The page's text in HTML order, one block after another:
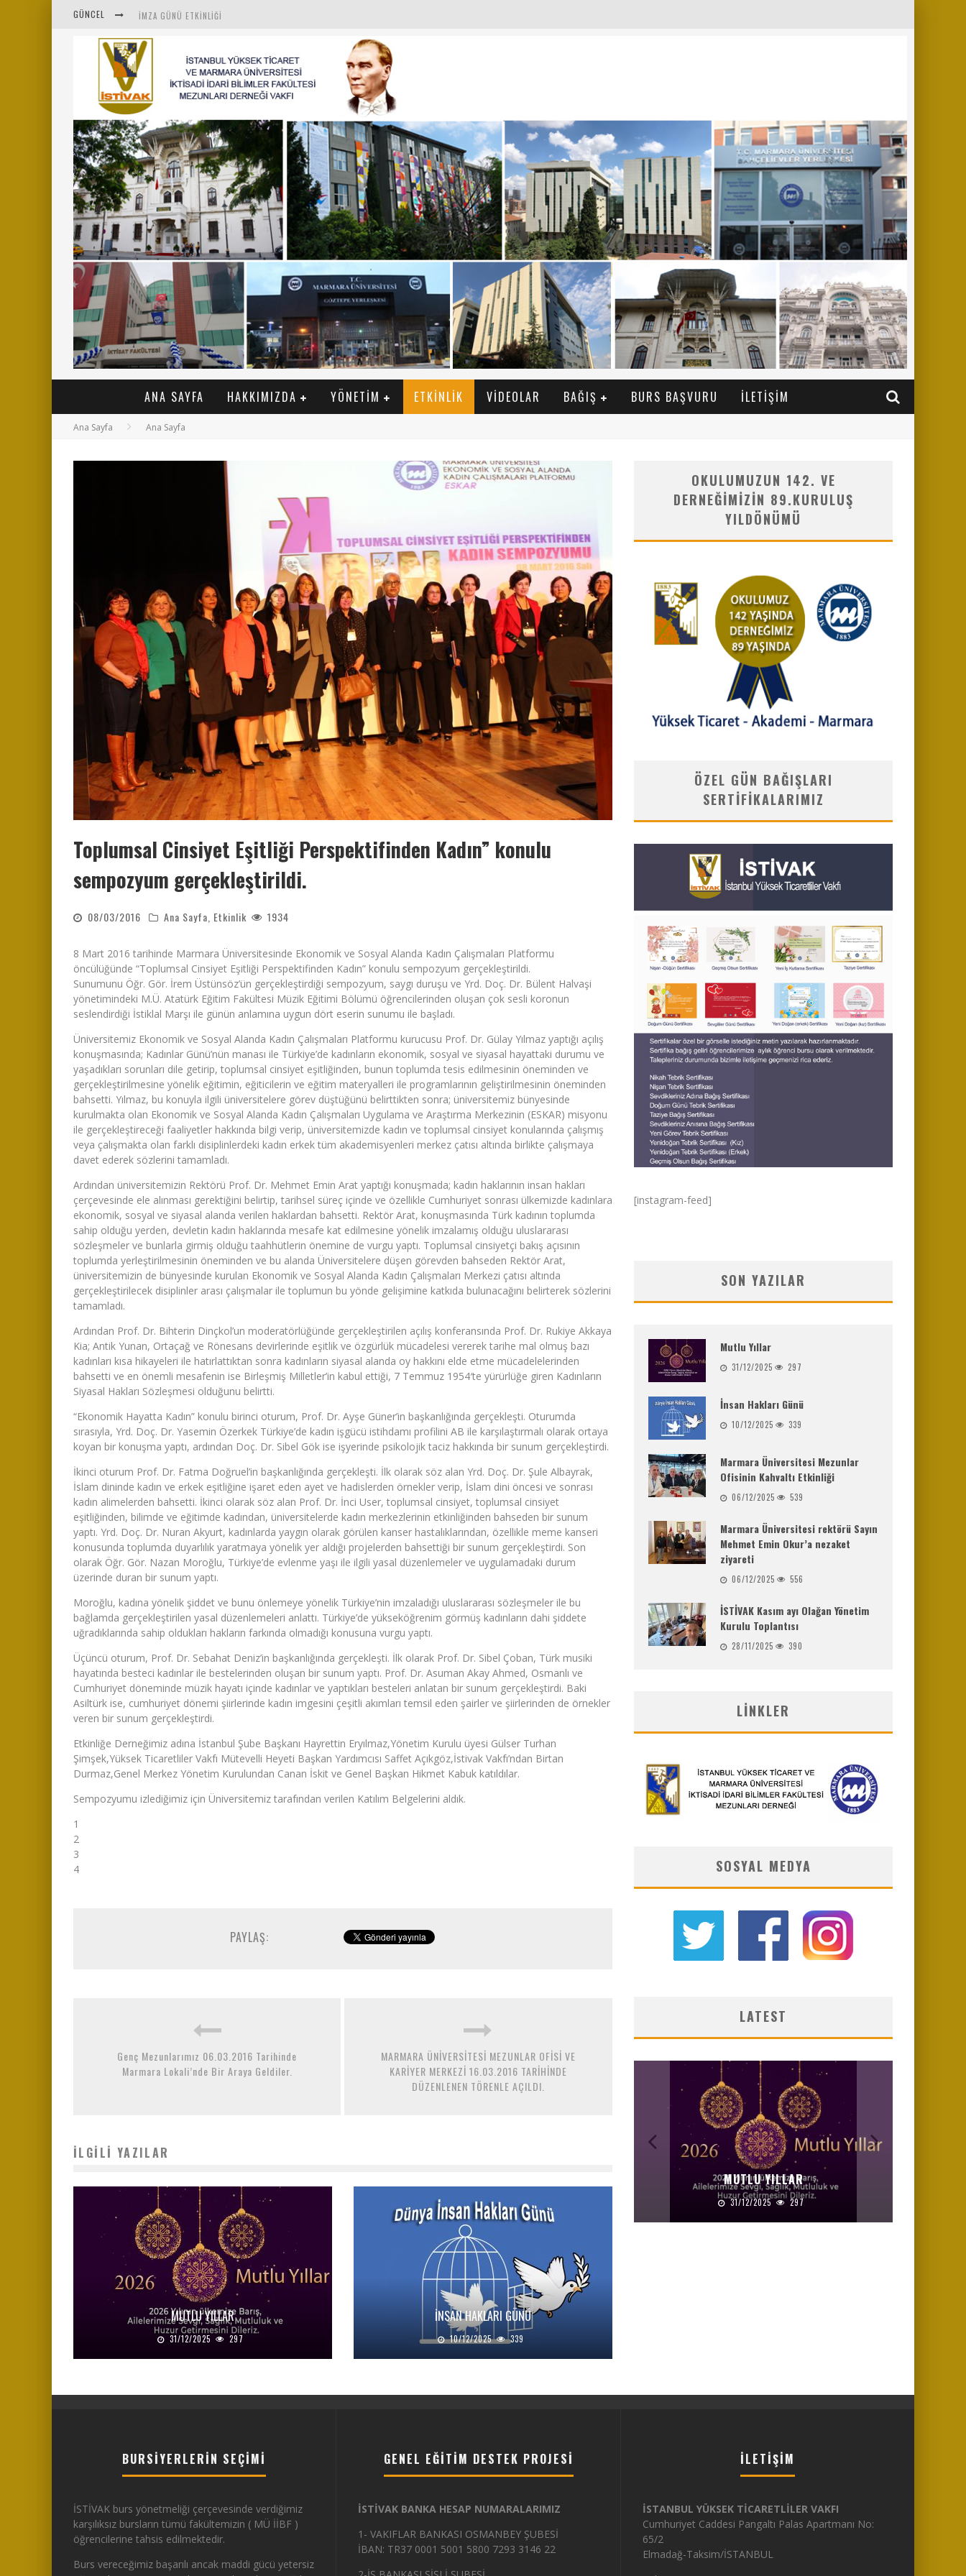
GÜNCEL İMZA GÜNÜ ETKINLIĞI
İSTİVAK 2025 HAZIRAN AYI OLAĞAN YÖNETIM KURULU
İSTİVAK 2025 NISAN AYI YÖNETIM KURULU TOPLANTISI
MENTÖR-MARMARA PROJESI KAHVALTI BULUŞMASI
“RUH VE BEDENİN UYANIŞI” KONULU ETKINLIĞIMIZDEN KARELER
SAHNE SANATLARINDA İZ BIRAKAN CUMHURİYET KADINLARI
MARMARA ÜNIVERSITESI REKTÖRÜ SAYIN MEHMET EMIN OKUR’A NEZAKET ZIYARETI
ANA SAYFA HAKKIMIZDA YÖNETIM ETKINLIK VIDEOLAR BAĞIŞ BURS BAŞVURU İLETIŞIM
Ana Sayfa Ana Sayfa
Toplumsal Cinsiyet Eşitliği Perspektifinden Kadın” konulu
sempozyum gerçekleştirildi.
08/03/2016 Ana Sayfa Etkinlik 1934
8 Mart 2016 tarihinde Marmara Üniversitesinde Ekonomik ve Sosyal Alanda Kadın Çalışmaları Platformu
öncülüğünde “Toplumsal Cinsiyet Eşitliği Perspektifinden Kadın” konulu sempozyum gerçekleştirildi.
Sunumunu Öğr. Gör. İrem Üstünsöz’ün gerçekleştirdiği sempozyum, saygı duruşu ve Yrd. Doç. Dr. Bülent Halvaşi
yönetimindeki M.Ü. Atatürk Eğitim Fakültesi Müzik Eğitimi Bölümü öğrencilerinden oluşan çok sesli koronun
seslendirdiği İstiklal Marşı ile günün anlamına uygun dört eserin sunumu ile başladı.
Üniversitemiz Ekonomik ve Sosyal Alanda Kadın Çalışmaları Platformu kurucusu Prof. Dr. Gülay Yılmaz yaptığı açılış
konuşmasında; Kadınlar Günü’nün manası ile Türkiye’de kadınların ekonomik, sosyal ve siyasal hayattaki durumu ve
yaşadıkları sorunları dile getirip, toplumsal cinsiyet eşitliğinden, bunun toplumda tesis edilmesinin öneminden ve
gerçekleştirilmesine yönelik eğitimin, eğiticilerin ve eğitim materyalleri ile programlarının geliştirilmesinin öneminden
bahsetti. Yılmaz, bu konuyla ilgili üniversitelere görev düştüğünü belirttikten sonra; üniversitemiz bünyesinde
kurulmakta olan Ekonomik ve Sosyal Alanda Kadın Çalışmaları Uygulama ve Araştırma Merkezinin (ESKAR) misyonu
ile gerçekleştireceği faaliyetler hakkında bilgi verip, üniversitemizde kadın ve toplumsal cinsiyet konularında çalışmış
veya çalışmakta olan farklı disiplinlerdeki kadın erkek tüm akademisyenleri merkez çatısı altında birlikte çalışmaya
davet ederek sözlerini tamamladı.
Ardından üniversitemizin Rektörü Prof. Dr. Mehmet Emin Arat yaptığı konuşmada; kadın haklarının insan hakları
çerçevesinde ele alınması gerektiğini belirtip, tarihsel süreç içinde ve özellikle Cumhuriyet sonrası ülkemizde kadınlara
ekonomik, sosyal ve siyasal alanda verilen haklardan bahsetti. Rektör Arat, konuşmasında Türk kadının toplumda
sahip olduğu yerden, devletin kadın haklarında mesafe kat edilmesine yönelik imzalamış olduğu uluslararası
sözleşmeler ve bunlarla girmiş olduğu taahhütlerin önemine de vurgu yaptı. Toplumsal cinsiyetçi bakış açısının
toplumda yerleştirilmesinin öneminden ve bu alanda Üniversitelere düşen görevden bahseden Rektör Arat,
üniversitemizin de bünyesinde kurulan Ekonomik ve Sosyal Alanda Kadın Çalışmaları Merkezi çatısı altında
gerçekleştirilecek disiplinler arası çalışmalar ile toplumun bu yönde gelişimine katkıda bulunacağını belirterek sözlerini
tamamladı.
Ardından Prof. Dr. Bihterin Dinçkol’un moderatörlüğünde gerçekleştirilen açılış konferansında Prof. Dr. Rukiye Akkaya
Kia; Antik Yunan, Ortaçağ ve Rönesans devirlerinde eşitlik ve özgürlük mücadelesi vererek tarihe mal olmuş bazı
kadınları kısa hikayeleri ile hatırlattıktan sonra kadınların siyasal alanda oy hakkını elde etme mücadelelerinden
bahsetti ve en önemli mesafenin ise Birleşmiş Milletler’in kabul ettiği, 7 Temmuz 1954′te yürürlüğe giren Kadınların
Siyasal Hakları Sözleşmesi olduğunu belirtti.
“Ekonomik Hayatta Kadın” konulu birinci oturum, Prof. Dr. Ayşe Güner’in başkanlığında gerçekleşti. Oturumda
sırasıyla, Yrd. Doç. Dr. Yasemin Özerkek Türkiye’de kadın işgücü istihdamı profilini AB ile karşılaştırmalı olarak ortaya
koyan bir konuşma yaptı, ardından Doç. Dr. Sibel Gök ise işyerinde psikolojik taciz hakkında bir sunum gerçekleştirdi.
İkinci oturum Prof. Dr. Fatma Doğruel’in başkanlığında gerçekleşti. İlk olarak söz alan Yrd. Doç. Dr. Şule Albayrak,
İslam dininde kadın ve erkek eşitliğine işaret eden ayet ve hadislerden örnekler verip, İslam dini öncesi ve sonrası
kadın alimelerden bahsetti. İkinci olarak söz alan Prof. Dr. İnci User, toplumsal cinsiyet, toplumsal cinsiyet
eşitliğinden, bilimde ve eğitimde kadından, üniversitelerde kadın merkezlerinin etkinliğinden bahseden bir sunum
yaptı. Yrd. Doç. Dr. Nuran Akyurt, kadınlarda yaygın olarak görülen kanser hastalıklarından, özellikle meme kanseri
konusunda toplumda duyarlılık yaratmaya yönelik yer aldığı projelerden bahsettiği bir sunum gerçekleştirdi. Son
olarak Öğr. Gör. Nazan Moroğlu, Türkiye’de evlenme yaşı ile ilgili yasal düzenlemeler ve uygulamadaki durum
üzerinde duran bir sunum yaptı.
Moroğlu, kadına yönelik şiddet ve bunu önlemeye yönelik Türkiye’nin imzaladığı uluslararası sözleşmeler ile bu
bağlamda gerçekleştirilen yasal düzenlemeleri anlattı. Türkiye’de yükseköğrenim görmüş kadınların dahi şiddete
uğradıklarında sahip oldukları hakların farkında olmadığı konusuna vurgu yaptı.
Üçüncü oturum, Prof. Dr. Sebahat Deniz’in başkanlığında gerçekleşti. İlk olarak Prof. Dr. Sibel Çoban, Türk musiki
hayatında besteci kadınlar ile bestelerinden oluşan bir sunum yaptı. Prof. Dr. Asuman Akay Ahmed, Osmanlı ve
Cumhuriyet döneminde müzik hayatı içinde kadınlar ve yaptıkları besteleri anlatan bir sunum gerçekleştirdi. Baki
Asiltürk ise, cumhuriyet dönemi şiirlerinde kadın imgesini çeşitli akımları temsil eden şairler ve şiirlerinden de örnekler
veren bir sunum gerçekleştirdi.
Etkinliğe Derneğimiz adına İstanbul Şube Başkanı Hayrettin Eryılmaz,Yönetim Kurulu üyesi Gülser Turhan
Şimşek,Yüksek Ticaretliler Vakfı Mütevelli Heyeti Başkan Yardımcısı Saffet Açıkgöz,İstivak Vakfı’ndan Birtan
Durmaz,Genel Merkez Yönetim Kurulundan Canan İskit ve Genel Başkan Hikmet Kabuk katıldılar.
Sempozyumu izlediğimiz için Üniversitemiz tarafından verilen Katılım Belgelerini aldık.
1
2
3
4
PAYLAŞ:
Genç Mezunlarımız 06.03.2016 Tarihinde
Marmara Lokali’nde Bir Araya Geldiler.
MARMARA ÜNİVERSİTESİ MEZUNLAR OFİSİ VE
KARİYER MERKEZİ 16.03.2016 TARİHİNDE
DÜZENLENEN TÖRENLE AÇILDI.
İLGILI YAZILAR
MUTLU YILLAR
31/12/2025 297
İNSAN HAKLARI GÜNÜ
10/12/2025 339
OKULUMUZUN 142. VE
DERNEĞIMIZIN 89.KURULUŞ
YILDÖNÜMÜ
ÖZEL GÜN BAĞIŞLARI
SERTIFIKALARIMIZ
[instagram-feed]
SON YAZILAR
Mutlu Yıllar
31/12/2025 297
İnsan Hakları Günü
10/12/2025 339
Marmara Üniversitesi Mezunlar
Ofisinin Kahvaltı Etkinliği
06/12/2025 539
Marmara Üniversitesi rektörü Sayın
Mehmet Emin Okur’a nezaket
ziyareti
06/12/2025 556
İSTİVAK Kasım ayı Olağan Yönetim
Kurulu Toplantısı
28/11/2025 390
LINKLER
SOSYAL MEDYA
LATEST
28/11/2025 390
MUTLU YILLAR
31/12/2025 297
BURSIYERLERIN SEÇIMI
İSTİVAK burs yönetmeliği çerçevesinde verdiğimiz
karşılıksız bursların tümü fakültemizin ( MÜ İİBF )
öğrencilerine tahsis edilmektedir.
Burs vereceğimiz başarılı ancak maddi gücü yetersiz
GENEL EĞITIM DESTEK PROJESI
İSTİVAK BANKA HESAP NUMARALARIMIZ
1- VAKIFLAR BANKASI OSMANBEY ŞUBESİ
İBAN: TR37 0001 5001 5800 7293 3146 22
İLETIŞIM
İSTANBUL YÜKSEK TİCARETLİLER VAKFI
Cumhuriyet Caddesi Pangaltı Palas Apartmanı No:
65/2
Elmadağ-Taksim/İSTANBUL